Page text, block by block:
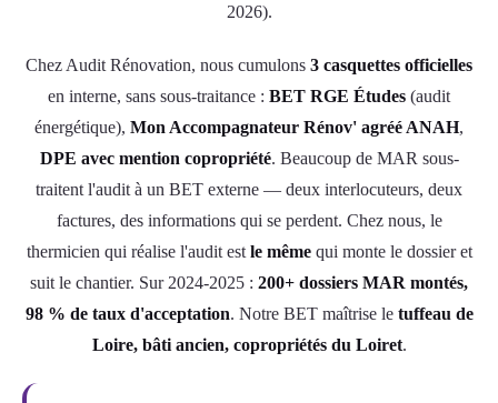
2026).
Chez Audit Rénovation, nous cumulons 3 casquettes officielles
en interne, sans sous-traitance : BET RGE Études (audit
énergétique), Mon Accompagnateur Rénov' agréé ANAH,
DPE avec mention copropriété. Beaucoup de MAR sous-
traitent l'audit à un BET externe — deux interlocuteurs, deux
factures, des informations qui se perdent. Chez nous, le
thermicien qui réalise l'audit est le mêmequi monte le dossier et
suit le chantier. Sur 2024-2025 : 200+ dossiers MAR montés,
98 % de taux d'acceptation. Notre BET maîtrise le tuffeau de
Loire, bâti ancien, copropriétés du Loiret.